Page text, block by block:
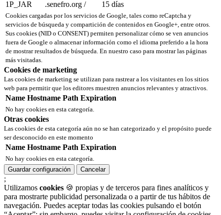
1P_JAR
.senefro.org / 15 días
Cookies cargadas por los servicios de Google, tales como reCaptcha y
servicios de búsqueda y compartición de contenidos en Google+, entre otros.
Sus cookies (NID o CONSENT) permiten personalizar cómo se ven anuncios
fuera de Google o almacenar información como el idioma preferido a la hora
de mostrar resultados de búsqueda. En nuestro caso para mostrar las páginas
más visitadas.
Cookies de marketing
Las cookies de marketing se utilizan para rastrear a los visitantes en los sitios
web para permitir que los editores muestren anuncios relevantes y atractivos.
Name Hostname Path Expiration
No hay cookies en esta categoría.
Otras cookies
Las cookies de esta categoría aún no se han categorizado y el propósito puede
ser desconocido en este momento
Name Hostname Path Expiration
No hay cookies en esta categoría.
Guardar configuración
Cancelar
;
Utilizamos cookies 🍪 propias y de terceros para fines analíticos y
para mostrarte publicidad personalizada o a partir de tus hábitos de
navegación. Puedes aceptar todas las cookies pulsando el botón